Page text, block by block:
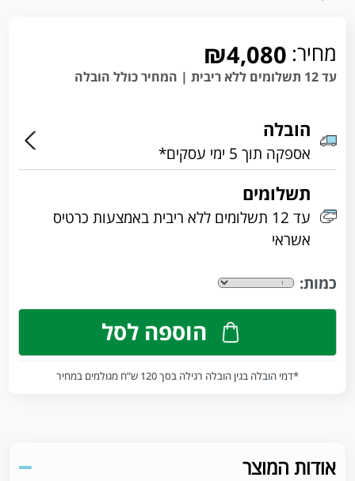
מחיר: ₪4,080
עד 12 תשלומים ללא ריבית | המחיר כולל הובלה
הובלה
אספקה תוך 5 ימי עסקים*
תשלומים
עד 12 תשלומים ללא ריבית באמצעות כרטיס
אשראי
כמות:
הוספה לסל
*דמי הובלה בגין הובלה רגילה בסך 120 ש”ח מגולמים במחיר
אודות המוצר